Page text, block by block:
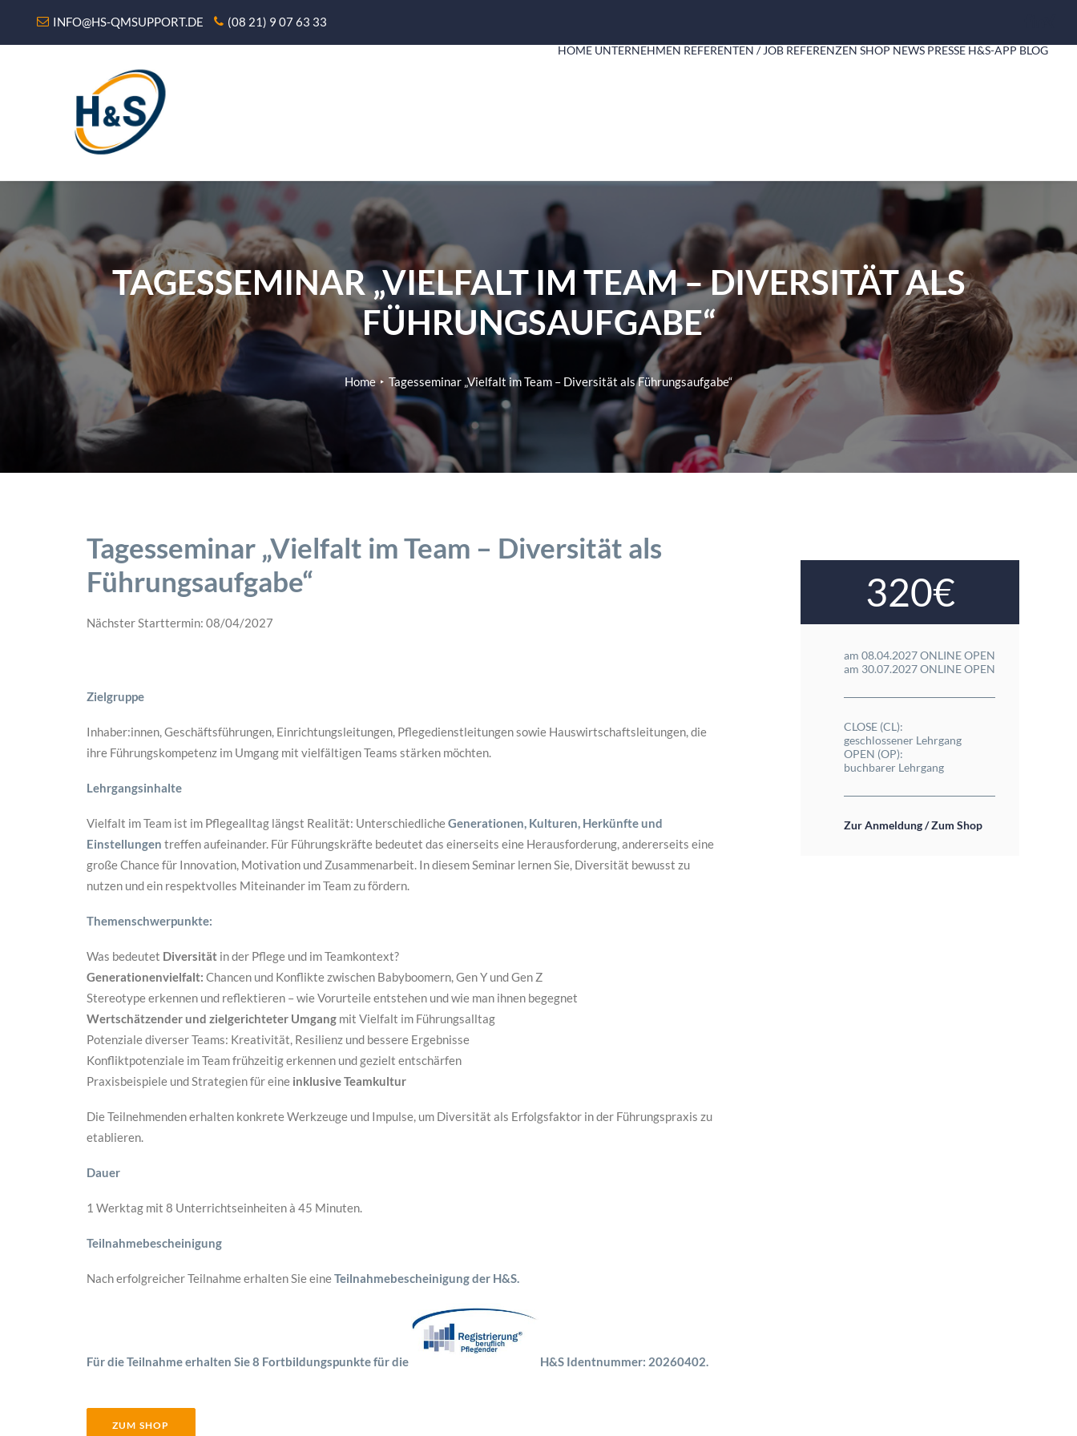
INFO@HS-QMSUPPORT.DE (08 21) 9 07 63 33
HOME UNTERNEHMEN REFERENTEN / JOB REFERENZEN SHOP NEWS PRESSE H&S-APP BLOG
TAGESSEMINAR „VIELFALT IM TEAM – DIVERSITÄT ALS
FÜHRUNGSAUFGABE“
Home Tagesseminar „Vielfalt im Team – Diversität als Führungsaufgabe“
Tagesseminar „Vielfalt im Team – Diversität als
Führungsaufgabe“
Nächster Starttermin: 08/04/2027
Zielgruppe
Inhaber:innen, Geschäftsführungen, Einrichtungsleitungen, Pflegedienstleitungen sowie Hauswirtschaftsleitungen, die
ihre Führungskompetenz im Umgang mit vielfältigen Teams stärken möchten.
Lehrgangsinhalte
Vielfalt im Team ist im Pflegealltag längst Realität: UnterschiedlicheGenerationen, Kulturen, Herkünfte und
Einstellungen treffen aufeinander. Für Führungskräfte bedeutet das einerseits eine Herausforderung, andererseits eine
große Chance für Innovation, Motivation und Zusammenarbeit. In diesem Seminar lernen Sie, Diversität bewusst zu
nutzen und ein respektvolles Miteinander im Team zu fördern.
Themenschwerpunkte:
Was bedeutet Diversität in der Pflege und im Teamkontext?
Generationenvielfalt: Chancen und Konflikte zwischen Babyboomern, Gen Y und Gen Z
Stereotype erkennen und reflektieren – wie Vorurteile entstehen und wie man ihnen begegnet
Wertschätzender und zielgerichteter Umgang mit Vielfalt im Führungsalltag
Potenziale diverser Teams: Kreativität, Resilienz und bessere Ergebnisse
Konfliktpotenziale im Team frühzeitig erkennen und gezielt entschärfen
Praxisbeispiele und Strategien für eine inklusive Teamkultur
Die Teilnehmenden erhalten konkrete Werkzeuge und Impulse, um Diversität als Erfolgsfaktor in der Führungspraxis zu
etablieren.
Dauer
1 Werktag mit 8 Unterrichtseinheiten à 45 Minuten.
Teilnahmebescheinigung
Nach erfolgreicher Teilnahme erhalten Sie eineTeilnahmebescheinigung der H&S.
Für die Teilnahme erhalten Sie 8 Fortbildungspunkte für die H&S Identnummer: 20260402.
ZUM SHOP
320€
am 08.04.2027 ONLINE OPEN
am 30.07.2027 ONLINE OPEN
CLOSE (CL):
geschlossener Lehrgang
OPEN (OP):
buchbarer Lehrgang
Zur Anmeldung / Zum Shop